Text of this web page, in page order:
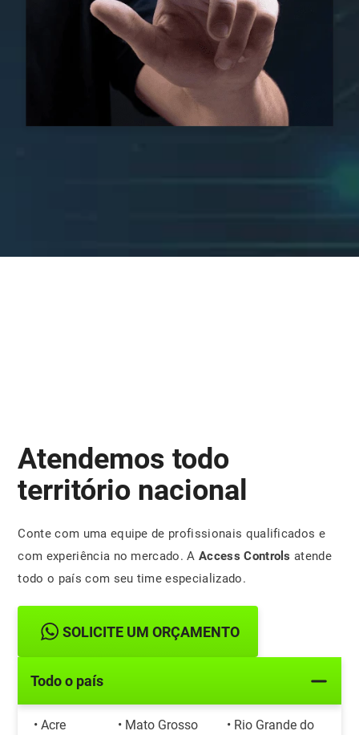
Atendemos todo
território nacional
Conte com uma equipe de profissionais qualificados e
com experiência no mercado. AAccess Controls atende
todo o país com seu time especializado.
SOLICITE UM ORÇAMENTO
Todo o país
• Acre
• Mato Grosso
• Rio Grande do